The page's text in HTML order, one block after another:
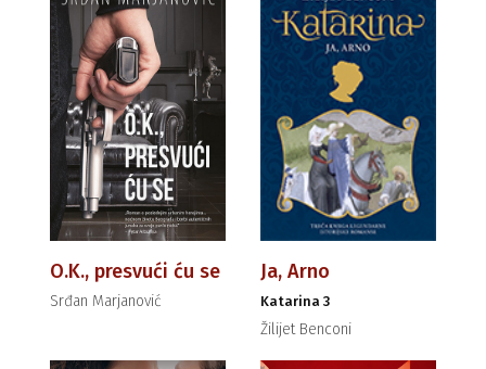
O.K., presvući ću se
Srđan Marjanović
Ja, Arno
Katarina 3
Žilijet Benconi